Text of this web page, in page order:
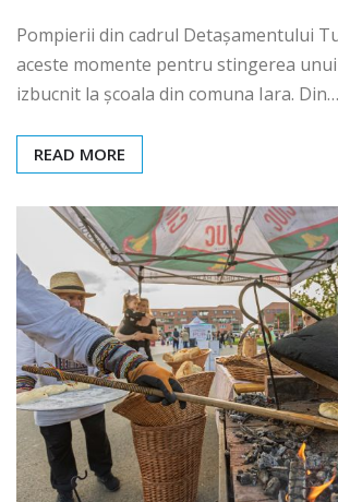
Pompierii din cadrul Detașamentului
aceste momente pentru stingerea
izbucnit la școala din comuna Iara. Din…
READ MORE